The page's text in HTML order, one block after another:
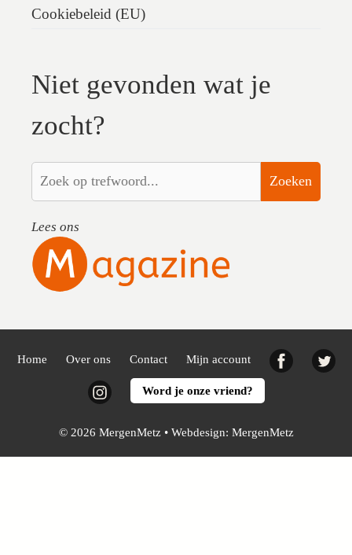
Cookiebeleid (EU)
Niet gevonden wat je
zocht?
Zoeken
Lees ons
Home Over ons Contact Mijn account Facebook
InstagramWord je onze vriend?
© 2026 MergenMetz • Webdesign: MergenMetz